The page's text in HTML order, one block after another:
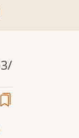
/sites/default/files/drb--14340603.mp3